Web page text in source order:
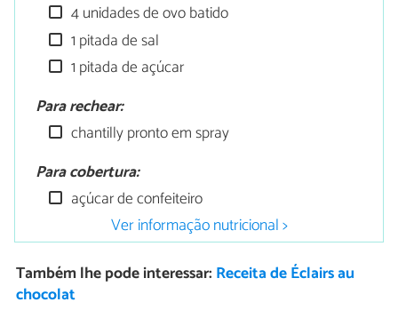
4 unidades de ovo batido
1 pitada de sal
1 pitada de açúcar
Para rechear:
chantilly pronto em spray
Para cobertura:
açúcar de confeiteiro
Ver informação nutricional >
Também lhe pode interessar: Receita de Éclairs au
chocolat